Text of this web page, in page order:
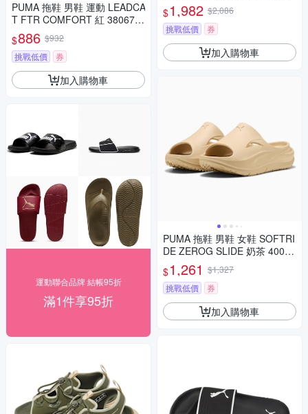
PUMA 拖鞋 男鞋 運動 LEADCA
T FTR COMFORT 紅 380673
18
$886 $932
挑戰低價
券
加入購物車
運動聯合品牌 結帳95折
滿1件享95折
鞋 37989512
$1,982 $2,086
挑戰低價
券
加入購物車
PUMA 拖鞋 男鞋 女鞋 SOFTRI
DE ZEROG SLIDE 奶茶 40034
302
$1,261 $1,327
挑戰低價
券
加入購物車